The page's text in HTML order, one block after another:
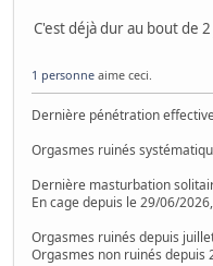
C'est déjà dur au bout de
1 personne aime ceci.
Dernière pénétration
Orgasmes ruinés
Dernière masturbation
En cage depuis le 29/06/
Orgasmes ruinés depuis
Orgasmes non ruinés depuis